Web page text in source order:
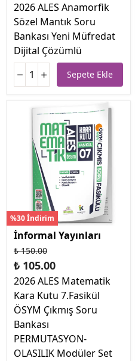
2026 ALES Anamorfik
Sözel Mantık Soru
Bankası Yeni Müfredat
Dijital Çözümlü
Sepete Ekle
%30 İndirim
İnformal Yayınları
₺ 150.00
₺ 105.00
2026 ALES Matematik
Kara Kutu 7.Fasikül
ÖSYM Çıkmış Soru
Bankası
PERMUTASYON-
OLASILIK Modüler Set